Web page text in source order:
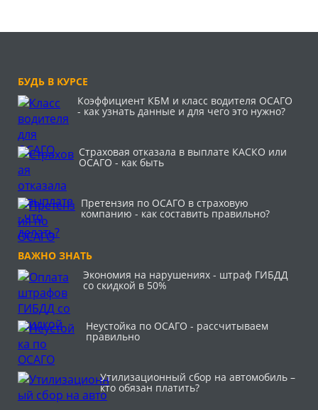
БУДЬ В КУРСЕ
Коэффициент КБМ и класс водителя ОСАГО
- как узнать данные и для чего это нужно?
Страховая отказала в выплате КАСКО или
ОСАГО - как быть
Претензия по ОСАГО в страховую
компанию - как составить правильно?
ВАЖНО ЗНАТЬ
Экономия на нарушениях - штраф ГИБДД
со скидкой в 50%
Неустойка по ОСАГО - рассчитываем
правильно
Утилизационный сбор на автомобиль –
кто обязан платить?